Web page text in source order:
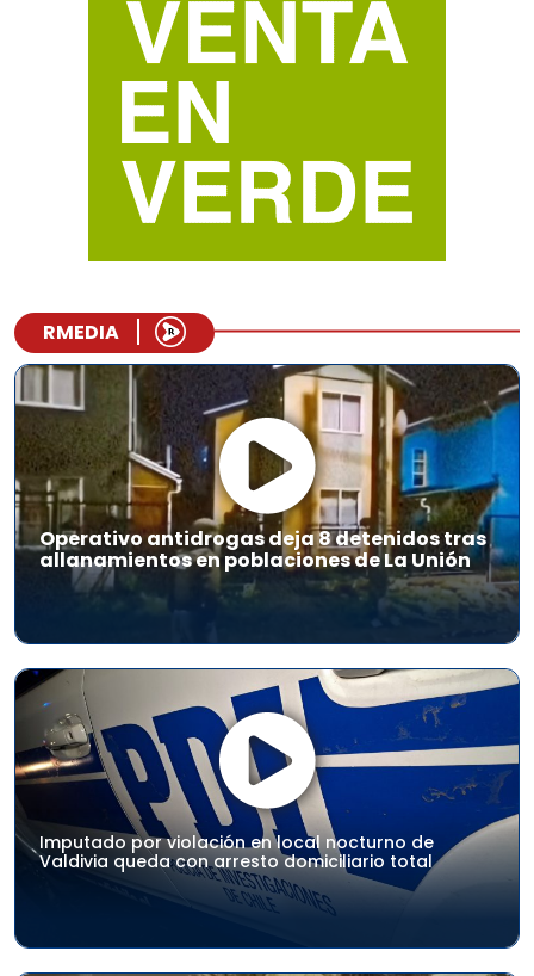
RMEDIA
Operativo antidrogas deja 8 detenidos tras
allanamientos en poblaciones de La Unión
Imputado por violación en local nocturno de
Valdivia queda con arresto domiciliario total